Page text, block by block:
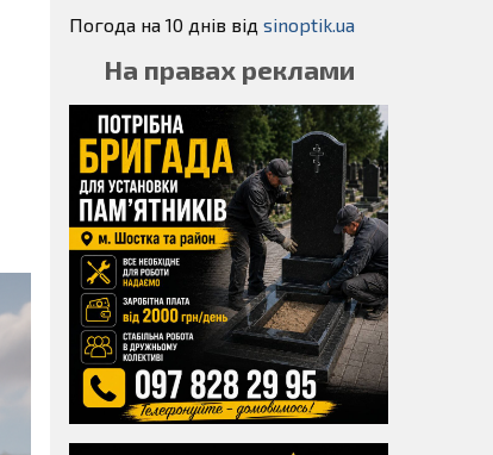
Погода на 10 днів від sinoptik.ua
На правах реклами